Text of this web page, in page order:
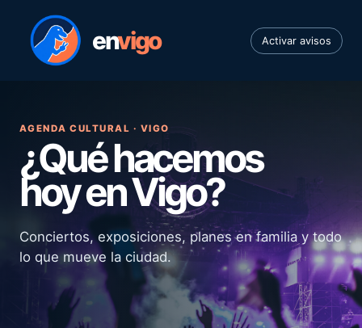
envigo Activar avisos
AGENDA CULTURAL · VIGO
¿Qué hacemos
hoy en Vigo?
Conciertos, exposiciones, planes en familia y todo
lo que mueve la ciudad.